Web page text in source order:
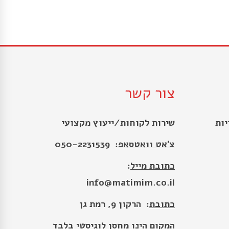
צור קשר
שירות לקוחות/ייעוץ מקצועי
צ׳אט וואטסאפ: 050-2231539
כתובת מייל:
info@matimim.co.il
כתובת: הרקון 9, רמת גן
המקום הינו מחסן לוגיסטי בלבד